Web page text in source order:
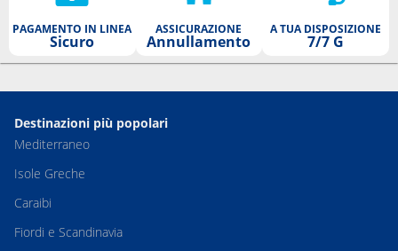
PAGAMENTO IN LINEA
Sicuro
ASSICURAZIONE
Annullamento
A TUA DISPOSIZIONE
7/7 G
Destinazioni più popolari
Mediterraneo
Isole Greche
Caraibi
Fiordi e Scandinavia